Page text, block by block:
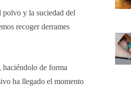
polvo y la suciedad del
recoger derrames
haciéndolo de forma
ha llegado el momento